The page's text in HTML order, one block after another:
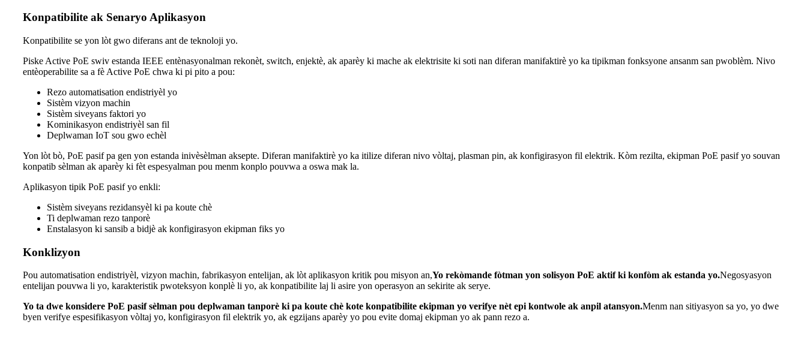
Konpatibilite ak Senaryo Aplikasyon
Konpatibilite se yon lòt gwo diferans ant de teknoloji yo.
Piske Active PoE swiv estanda IEEE entènasyonalman rekonèt, switch, enjektè, ak aparèy ki mache ak elektrisite ki soti nan diferan manifaktirè yo ka tipikman fonksyone ansanm san pwoblèm. Nivo
entèoperabilite sa a fè Active PoE chwa ki pi pito a pou:
Rezo automatisation endistriyèl yo
Sistèm vizyon machin
Sistèm siveyans faktori yo
Kominikasyon endistriyèl san fil
Deplwaman IoT sou gwo echèl
Yon lòt bò, PoE pasif pa gen yon estanda inivèsèlman aksepte. Diferan manifaktirè yo ka itilize diferan nivo vòltaj, plasman pin, ak konfigirasyon fil elektrik. Kòm rezilta, ekipman PoE pasif yo souvan
konpatib sèlman ak aparèy ki fèt espesyalman pou menm konplo pouvwa a oswa mak la.
Aplikasyon tipik PoE pasif yo enkli:
Sistèm siveyans rezidansyèl ki pa koute chè
Ti deplwaman rezo tanporè
Enstalasyon ki sansib a bidjè ak konfigirasyon ekipman fiks yo
Konklizyon
Pou automatisation endistriyèl, vizyon machin, fabrikasyon entelijan, ak lòt aplikasyon kritik pou misyon an,Yo rekòmande fòtman yon solisyon PoE aktif ki konfòm ak estanda yo.Negosyasyon
entelijan pouvwa li yo, karakteristik pwoteksyon konplè li yo, ak konpatibilite laj li asire yon operasyon an sekirite ak serye.
Yo ta dwe konsidere PoE pasif sèlman pou deplwaman tanporè ki pa koute chè kote konpatibilite ekipman yo verifye nèt epi kontwole ak anpil atansyon.Menm nan sitiyasyon sa yo, yo dwe
byen verifye espesifikasyon vòltaj yo, konfigirasyon fil elektrik yo, ak egzijans aparèy yo pou evite domaj ekipman yo ak pann rezo a.